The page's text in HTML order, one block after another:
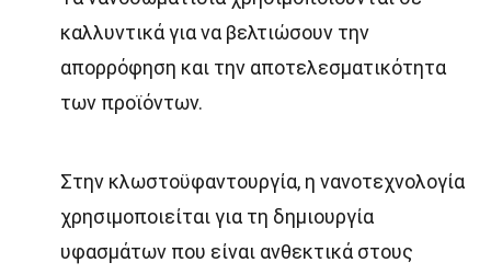
καλλυντικά για να βελτιώσουν την
απορρόφηση και την αποτελεσματικότητα
των προϊόντων.
Στην κλωστοϋφαντουργία, η νανοτεχνολογία
χρησιμοποιείται για τη δημιουργία
υφασμάτων που είναι ανθεκτικά στους